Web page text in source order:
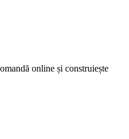
online și construiește